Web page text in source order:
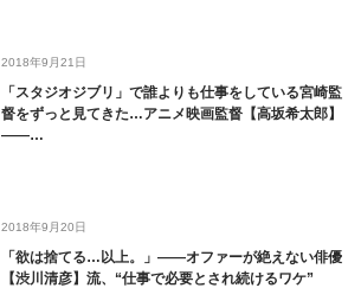
2018年9月21日
「スタジオジブリ」で誰よりも仕事をしている宮崎監
督をずっと見てきた…アニメ映画監督【高坂希太郎】
――…
2018年9月20日
「欲は捨てる…以上。」――オファーが絶えない俳優
【渋川清彦】流、“仕事で必要とされ続けるワケ”